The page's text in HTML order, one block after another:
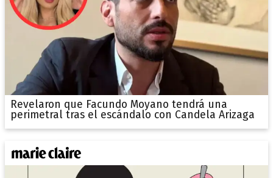
Revelaron que Facundo Moyano tendrá una
perimetral tras el escándalo con Candela Arizaga